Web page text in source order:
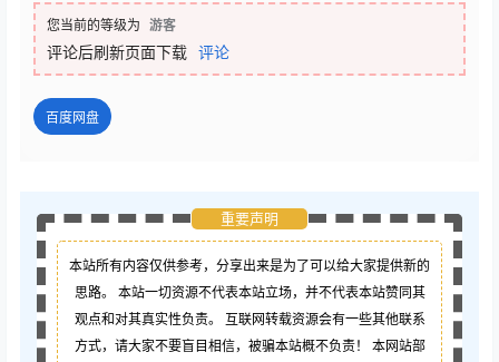
您当前的等级为 游客
评论后刷新页面下载 评论
百度网盘
重要声明
本站所有内容仅供参考，分享出来是为了可以给大家提供新的
思路。 本站一切资源不代表本站立场，并不代表本站赞同其
观点和对其真实性负责。 互联网转载资源会有一些其他联系
方式，请大家不要盲目相信，被骗本站概不负责！ 本网站部